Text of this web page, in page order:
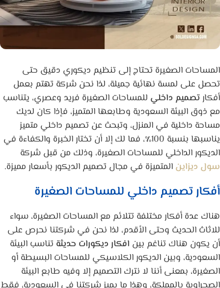
المساحات الصغيرة تحتاج إلى تنظيم ديكوري دقيق حتى
تحصل على لمسة نهائية جميلة، لذا نحن شركة تهتم بعمل
أفكارتصميم داخلي للمساحات الصغيرة فريد وعصري، يتناسب
مع ذوق البيئة السعودية وطابعها المتميز، فإذا كان لديك
مساحة داخلية في المنزل، وتبحث عن تصميم داخلي متميز
يناسبها بنسبة 100٪، فما لك إلا أن تختار الخبرة والكفاءة في
الديكور الداخلي للمساحات الصغيرة، وذلك من قبل شركة
سول ديزاين المتميزة في مجال تصميم الديكور بأسعار مميزة.
أفكار تصميم داخلي للمساحات الصغيرة
هناك عدة أفكار مختلفة تتلائم مع المساحات الصغيرة، سواء
للاثاث الحديث وحتى الأقدم، لذا نحن في شركتنا نحرص على
أن يكون هناك تناغم بين افكار ديكورات حديثة تناسب البيئة
السعودية، وبين الديكور الكلاسيكي للمساحات البسيطة أو
الصغيرة، بمعنى أننا لا نترك التصميم إلا وفيه طابع البيئة